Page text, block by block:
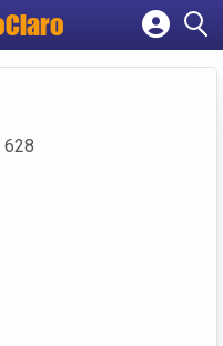
empresa
628